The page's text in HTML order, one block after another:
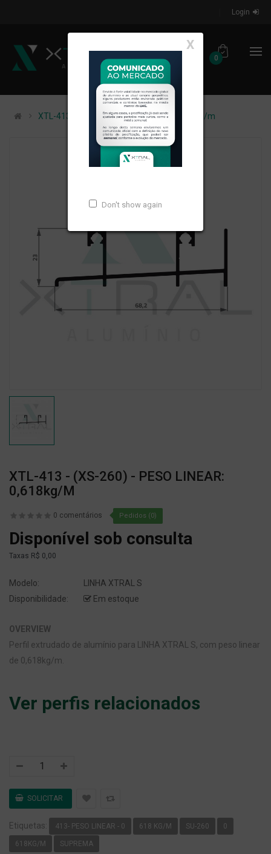
Login
0
X
Don't show again
XTL-413 - (XS-260) - PESO LINEAR: 0,618kg/m
XTL-413 - (XS-260) - PESO LINEAR:
0,618kg/m
0 comentários Pedidos (0)
Disponível sob consulta
Taxas R$ 0,00
Modelo:
LINHA XTRAL S
Disponibilidade:
Em estoque
OVERVIEW
Perfil extrudado de alumínio para LINHA XTRAL S, com peso linear
de 0,618kg/m.
Ver perfis relacionados
Etiquetas: 413- PESO LINEAR - 0 618 KG/M SU-260 0
618KG/M SUPREMA